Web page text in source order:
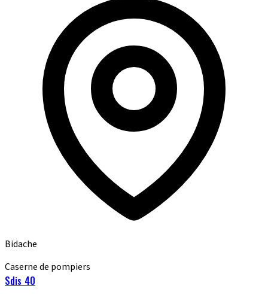
Bidache
Caserne de pompiers
Sdis 40